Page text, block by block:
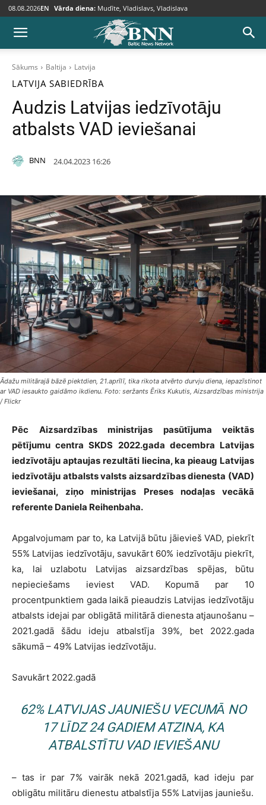
08.08.2026EN Vārda diena: Mudīte, Vladislavs, Vladislava
Sākums Baltija Latvija
LATVIJA SABIEDRĪBA
Audzis Latvijas iedzīvotāju
atbalsts VAD ieviešanai
BNN 24.04.2023 16:26
Ādažu militārajā bāzē piektdien, 21.aprīlī, tika rikota atvērto durvju diena, iepazīstinot
ar VAD iesaukto gaidāmo ikdienu. Foto: seržants Ēriks Kukutis, Aizsardzības ministrija
/ Flickr
Pēc Aizsardzības ministrijas pasūtījuma veiktās
pētījumu centra SKDS 2022.gada decembra Latvijas
iedzīvotāju aptaujas rezultāti liecina, ka pieaug Latvijas
iedzīvotāju atbalsts valsts aizsardzības dienesta (VAD)
ieviešanai, ziņo ministrijas Preses nodaļas vecākā
referente Daniela Reihenbaha.
Apgalvojumam par to, ka Latvijā būtu jāievieš VAD, piekrīt
55% Latvijas iedzīvotāju, savukārt 60% iedzīvotāju piekrīt,
ka, lai uzlabotu Latvijas aizsardzības spējas, būtu
nepieciešams ieviest VAD. Kopumā par 10
procentpunktiem gada laikā pieaudzis Latvijas iedzīvotāju
atbalsts idejai par obligātā militārā dienesta atjaunošanu –
2021.gadā šādu ideju atbalstīja 39%, bet 2022.gada
sākumā – 49% Latvijas iedzīvotāju.
Savukārt 2022.gadā
62% LATVIJAS JAUNIEŠU VECUMĀ NO
17 LĪDZ 24 GADIEM ATZINA, KA
ATBALSTĪTU VAD IEVIEŠANU
– tas ir par 7% vairāk nekā 2021.gadā, kad ideju par
obligātu militāru dienestu atbalstīja 55% Latvijas jauniešu.